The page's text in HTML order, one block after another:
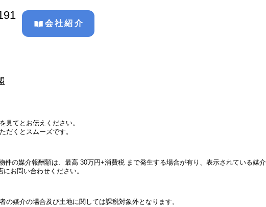
会社紹介
見てとお伝えください。
だくとスムーズです。
件の媒介報酬額は、最高 30万円+消費税 まで発生する場合が有り、表示されている媒
お問い合わせください。
の媒介の場合及び土地に関しては課税対象外となります。